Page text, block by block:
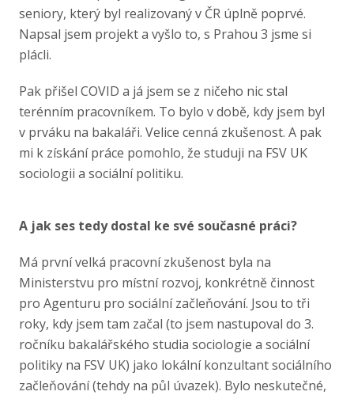
seniory, který byl realizovaný v ČR úplně poprvé.
Napsal jsem projekt a vyšlo to, s Prahou 3 jsme si
plácli.
Pak přišel COVID a já jsem se z ničeho nic stal
terénním pracovníkem. To bylo v době, kdy jsem byl
v prváku na bakaláři. Velice cenná zkušenost. A pak
mi k získání práce pomohlo, že studuji na FSV UK
sociologii a sociální politiku.
A jak ses tedy dostal ke své současné práci?
Má první velká pracovní zkušenost byla na
Ministerstvu pro místní rozvoj, konkrétně činnost
pro Agenturu pro sociální začleňování. Jsou to tři
roky, kdy jsem tam začal (to jsem nastupoval do 3.
ročníku bakalářského studia sociologie a sociální
politiky na FSV UK) jako lokální konzultant sociálního
začleňování (tehdy na půl úvazek). Bylo neskutečné,